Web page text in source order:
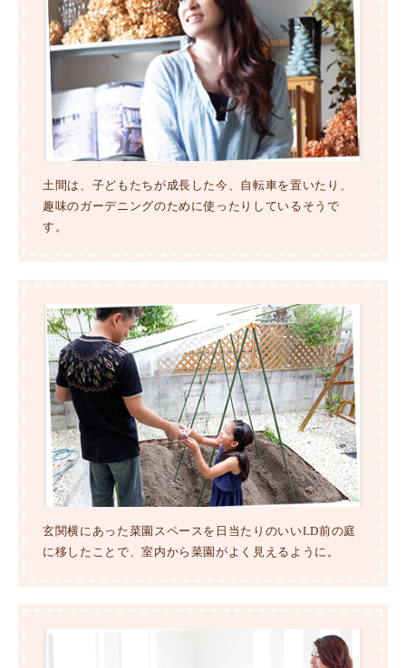
土間は、子どもたちが成長した今、自転車を置いたり、
趣味のガーデニングのために使ったりしているそうで
す。
玄関横にあった菜園スペースを日当たりのいいLD前の庭
に移したことで、室内から菜園がよく見えるように。